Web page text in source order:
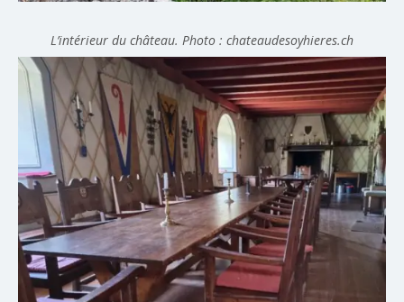
L’intérieur du château. Photo : chateaudesoyhieres.ch